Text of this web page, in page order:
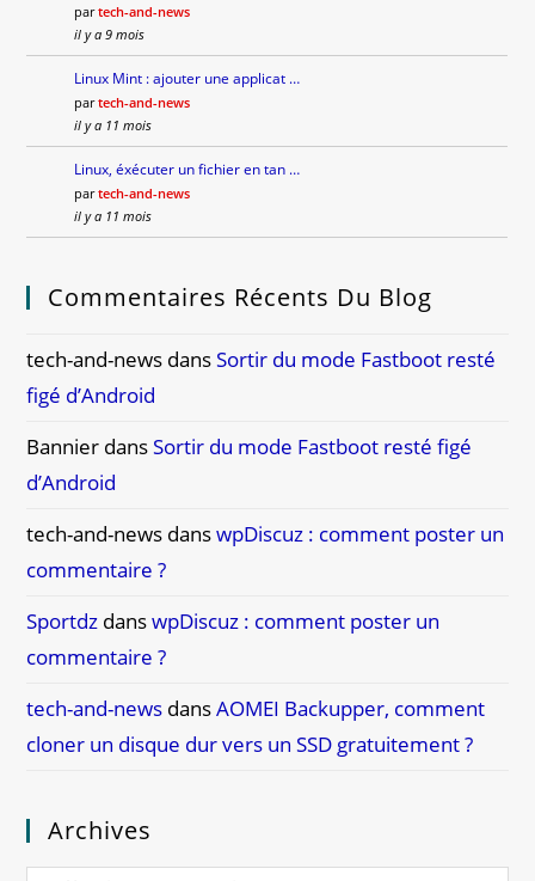
partech-and-news
il y a 9 mois
Linux Mint : ajouter une applicat …
partech-and-news
il y a 11 mois
Linux, éxécuter un fichier en tan …
partech-and-news
il y a 11 mois
Commentaires Récents Du Blog
tech-and-news dansSortir du mode Fastboot resté
figé d’Android
Bannier dansSortir du mode Fastboot resté figé
d’Android
tech-and-news danswpDiscuz : comment poster un
commentaire ?
Sportdz danswpDiscuz : comment poster un
commentaire ?
tech-and-news dansAOMEI Backupper, comment
cloner un disque dur vers un SSD gratuitement ?
Archives